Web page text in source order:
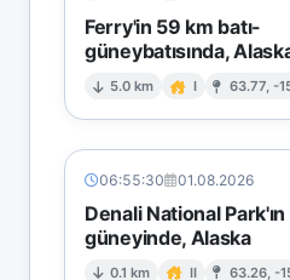
Ferry'in 59 km batı-
güneybatısında,
5.0 km I 63.77, -
06:55:30 01.08.2026
Denali National
güneyinde, Alaska
0.1 km II 63.26, -